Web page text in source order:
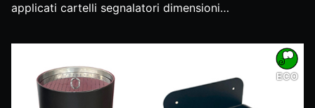
applicati cartelli segnalatori dimensioni…
ECO